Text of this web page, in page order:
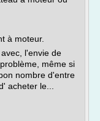
à moteur.
l'envie de
même si
nombre d'entre
acheter le...